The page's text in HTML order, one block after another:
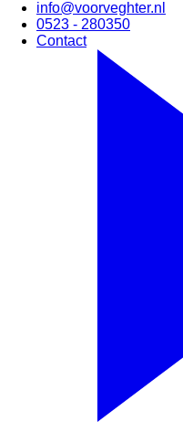
info@voorveghter.nl
0523 - 280350
Contact